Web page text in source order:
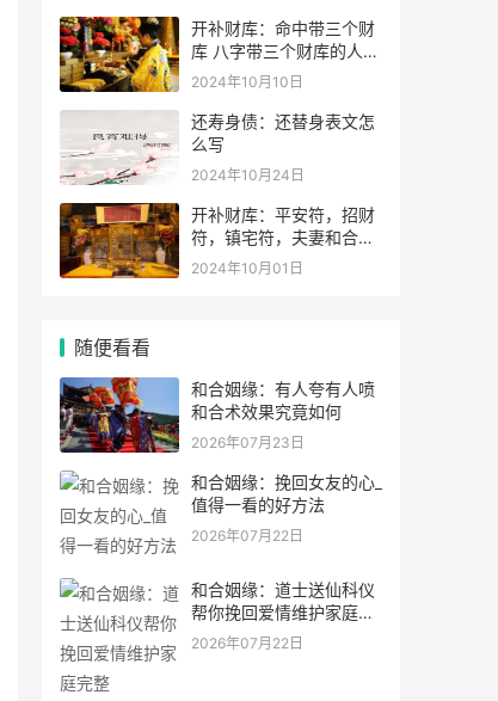
开补财库：命中带三个财
库 八字带三个财库的人是
不是很有钱？
2024年10月10日
还寿身债：还替身表文怎
么写
2024年10月24日
开补财库：平安符，招财
符，镇宅符，夫妻和合符.
灵符符咒.
2024年10月01日
随便看看
和合姻缘：有人夸有人喷
和合术效果究竟如何
2026年07月23日
和合姻缘：挽回女友的心_
值得一看的好方法
2026年07月22日
和合姻缘：道士送仙科仪
帮你挽回爱情维护家庭完
整
2026年07月22日